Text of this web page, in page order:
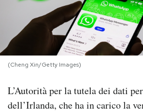
PODCAST
NEWSLETTER
SHOP
(Cheng Xin/Getty Images)
L’Autorità per la tutela dei dati
dell’Irlanda, che ha in carico la